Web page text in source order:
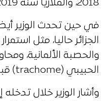
2018، والملاريا سنة 2019.
في حين تحدث الوزير
الجزائر حاليا، مثل
والحصبة الألمانية،
الحبيبي (trachome) قبل نهاية عام 2022.
وأشار الوزير خلال تدخله